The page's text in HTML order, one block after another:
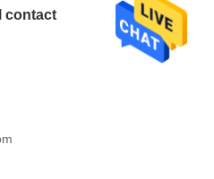
contact